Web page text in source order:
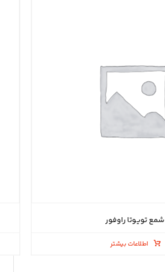
شمع تویوتا راوفور
اطلاعات بیشتر